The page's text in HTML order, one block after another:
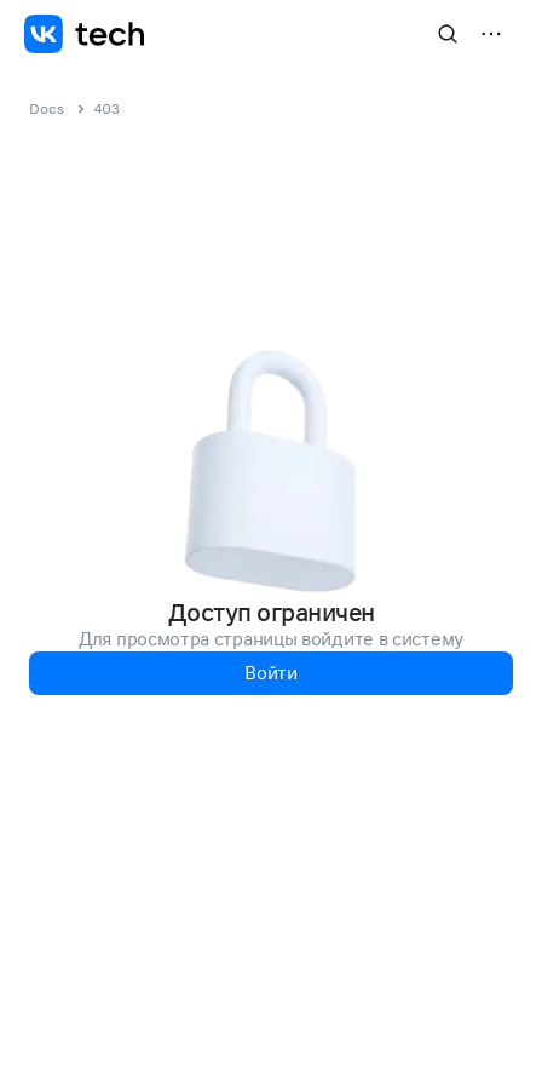
Docs 403
Доступ ограничен
Для просмотра страницы войдите в систему
Войти